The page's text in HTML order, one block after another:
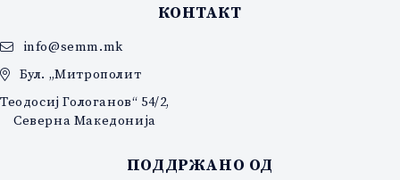
КОНТАКТ
info@semm.mk
Бул. „Митрополит
Теодосиј Гологанов“ 54/2,
Северна Македонија
ПОДДРЖАНО ОД